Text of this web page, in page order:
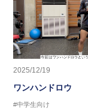
2025/12/19
ワンハンドロウ
#中学生向け